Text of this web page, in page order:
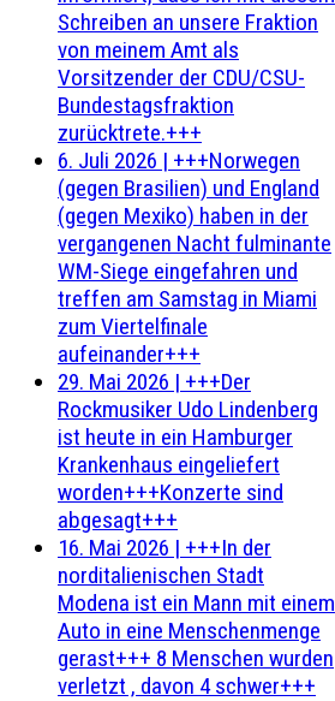
Schreiben an unsere Fraktion
von meinem Amt als
Vorsitzender der CDU/CSU-
Bundestagsfraktion
zurücktrete.+++
6. Juli 2026 | +++Norwegen
(gegen Brasilien) und England
(gegen Mexiko) haben in der
vergangenen Nacht fulminante
WM-Siege eingefahren und
treffen am Samstag in Miami
zum Viertelfinale
aufeinander+++
29. Mai 2026 | +++Der
Rockmusiker Udo Lindenberg
ist heute in ein Hamburger
Krankenhaus eingeliefert
worden+++Konzerte sind
abgesagt+++
16. Mai 2026 | +++In der
norditalienischen Stadt
Modena ist ein Mann mit einem
Auto in eine Menschenmenge
gerast+++ 8 Menschen wurden
verletzt , davon 4 schwer+++